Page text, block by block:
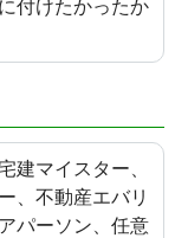
付けたかったか
建マイスター、
、不動産エバリ
パーソン、任意